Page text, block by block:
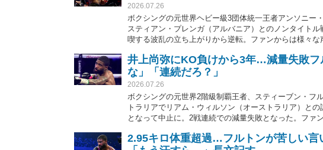
2026.07.26
ボクシングの元世界ヘビー級3団体統一王者アンソニー
スティアン・プレンガ（アルバニア）とのノンタイト
喫する波乱の立ち上がりから逆転。ファンからは様々な
井上尚弥にKO負けから3年…減量失敗
な」「連続だろ？」
2026.07.26
ボクシングの元世界2階級制覇王者、スティーブン・フ
トラリアでリアム・ウィルソン（オーストラリア）と
となって中止に。2戦連続での減量失敗となった。ファ
2.95キロ体重超過…フルトンが苦しい言